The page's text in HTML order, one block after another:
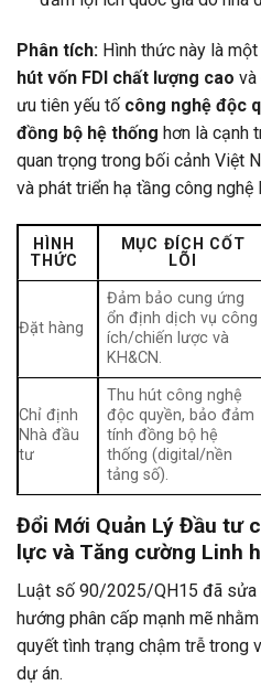
Phân tích: Hình thức này là
hút vốn FDI chất lượng cao và
ưu tiên yếu tố công nghệ độc
đồng bộ hệ thống hơn là cạnh
quan trọng trong bối cảnh Việt
và phát triển hạ tầng công nghệ
HÌNH
THỨC
MỤC ĐÍCH CỐT
LÕI
Đặt hàng
Đảm bảo cung ứng
ổn định dịch vụ công
ích/chiến lược và
KH&CN.
Chỉ định
Nhà đầu
tư
Thu hút công nghệ
độc quyền, bảo đảm
tính đồng bộ hệ
thống (digital/nền
tảng số).
Đổi Mới Quản Lý Đầu tư
lực và Tăng cường Linh
Luật số 90/2025/QH15 đã
hướng phân cấp mạnh mẽ
quyết tình trạng chậm trễ trong
dự án.